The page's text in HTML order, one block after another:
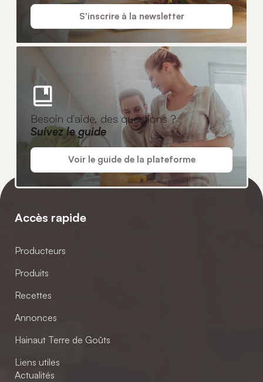
S'inscrire à la newsletter
Besoin d'aide, des questions ?
Suivez le guide
Voir le guide de la plateforme
Accès rapide
Producteurs
Produits
Recettes
Annonces
Hainaut Terre de Goûts
Liens utiles
Actualités